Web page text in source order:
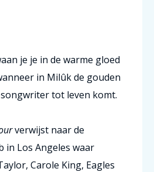
je je in de warme gloed
in Milûk de gouden
tot leven komt.
verwijst naar de
in Los Angeles waar
Carole King, Eagles